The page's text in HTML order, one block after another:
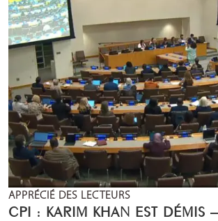
APPRÉCIÉ DES LECTEURS
CPI : KARIM KHAN EST DÉMIS